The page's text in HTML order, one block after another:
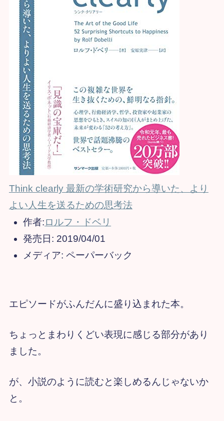
Think clearly 最新の学術研究から導いた、より
よい人生を送るための思考法
作者:ロルフ・ドベリ
発売日: 2019/04/01
メディア: ペーパーバック
エピソードがふんだんに盛り込まれた本。
ちょっとまわりくどい表現に感じる部分があり
ました。
が、小説のように読むと楽しめるんじゃないか
と。